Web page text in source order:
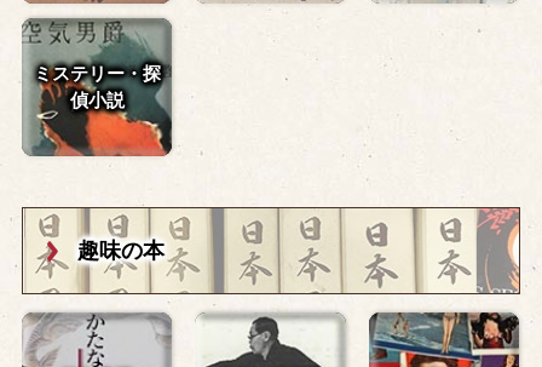
ミステリー・探
偵小説
趣味の本